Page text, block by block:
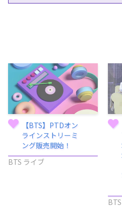
【BTS】PTDオン
ラインストリーミ
ング販売開始！
BTS ライブ